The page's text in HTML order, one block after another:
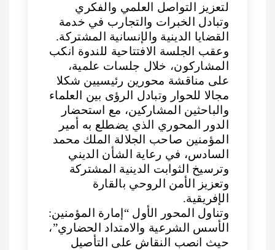
لتعزيز التواصل العلمي والفكري
وتبادل الخبرات والتجارب في خدمة
القضايا الدينية والإنسانية المشتركة.
وعقب الجلسة الافتتاحية للندوة انكب
المشاركون، خلال جلسات علمية،
على مناقشة محورين رئيسيين شكلا
مجالا للحوار وتبادل الرؤى بين العلماء
والباحثين المشاركين، مع استحضار
الدور المحوري الذي يضطلع به أمير
المؤمنين صاحب الجلالة الملك محمد
السادس، في رعاية الشأن الديني
وترسيخ الثوابت الدينية المشتركة
وتعزيز الأمن الروحي بالقارة
الإفريقية.
وتناول المحور الأول “إمارة المؤمنين:
الأسس الشرعية والامتداد الحضاري”،
حيث انصب النقاش على التأصيل